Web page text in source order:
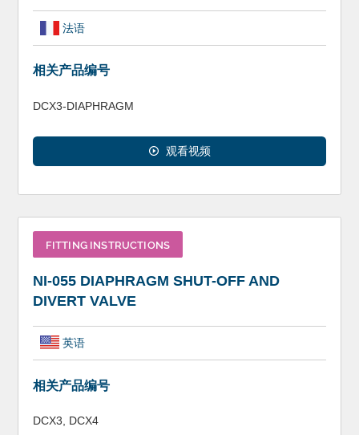
法语
相关产品编号
DCX3-DIAPHRAGM
观看视频
FITTING INSTRUCTIONS
NI-055 DIAPHRAGM SHUT-OFF AND
DIVERT VALVE
英语
相关产品编号
DCX3, DCX4